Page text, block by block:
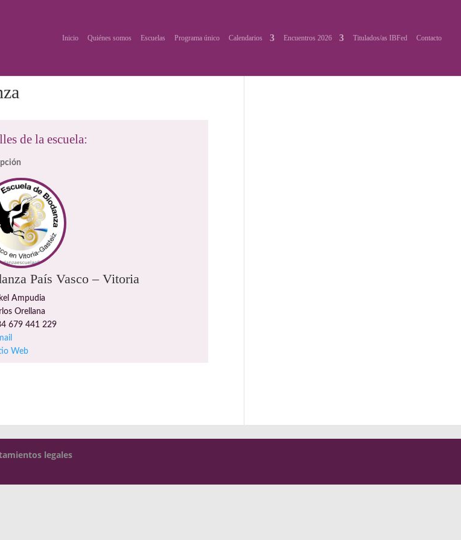
Inicio Quiénes somos Escuelas Programa único Calendarios Encuentros 2026 Titulados/as IBFed Contacto
de la escuela:
País Vasco – Vitoria
Ampudia
Orellana
679 441 229
Web
legales